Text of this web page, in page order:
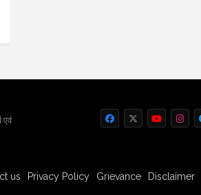
एवं
us Privacy Policy Grievance Disclaimer